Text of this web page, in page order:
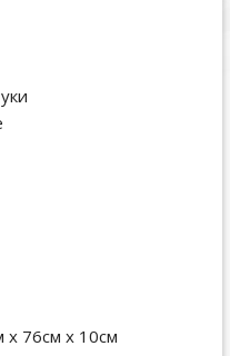
х 76см х 10см